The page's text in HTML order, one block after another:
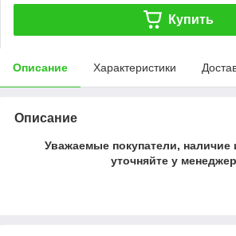
Купить
Описание Характеристики
Описание
Уважаемые покупатели, наличие
уточняйте у